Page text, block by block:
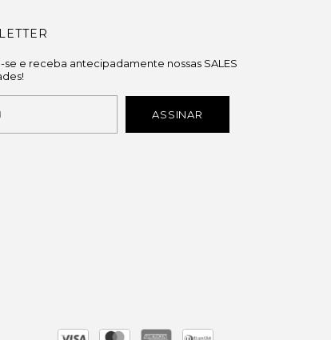
se e receba antecipadamente nossas SALES